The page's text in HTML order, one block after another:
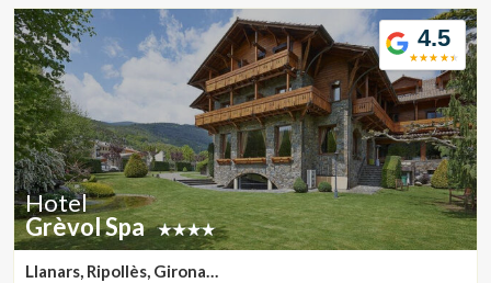
4.5
Hotel
Grèvol Spa
Llanars, Ripollès, Girona